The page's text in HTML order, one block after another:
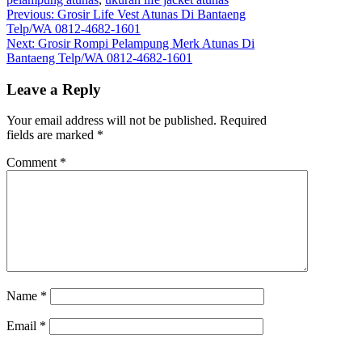
Post
navigation
Previous: Grosir Life Vest Atunas Di Bantaeng
Telp/WA 0812-4682-1601
Next: Grosir Rompi Pelampung Merk Atunas Di
Bantaeng Telp/WA 0812-4682-1601
Leave a Reply
Your email address will not be published. Required
fields are marked *
Comment *
Name *
Email *